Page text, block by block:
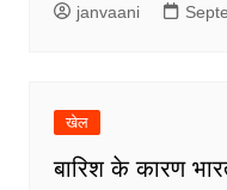
janvaani
खेल
बारिश के कारण